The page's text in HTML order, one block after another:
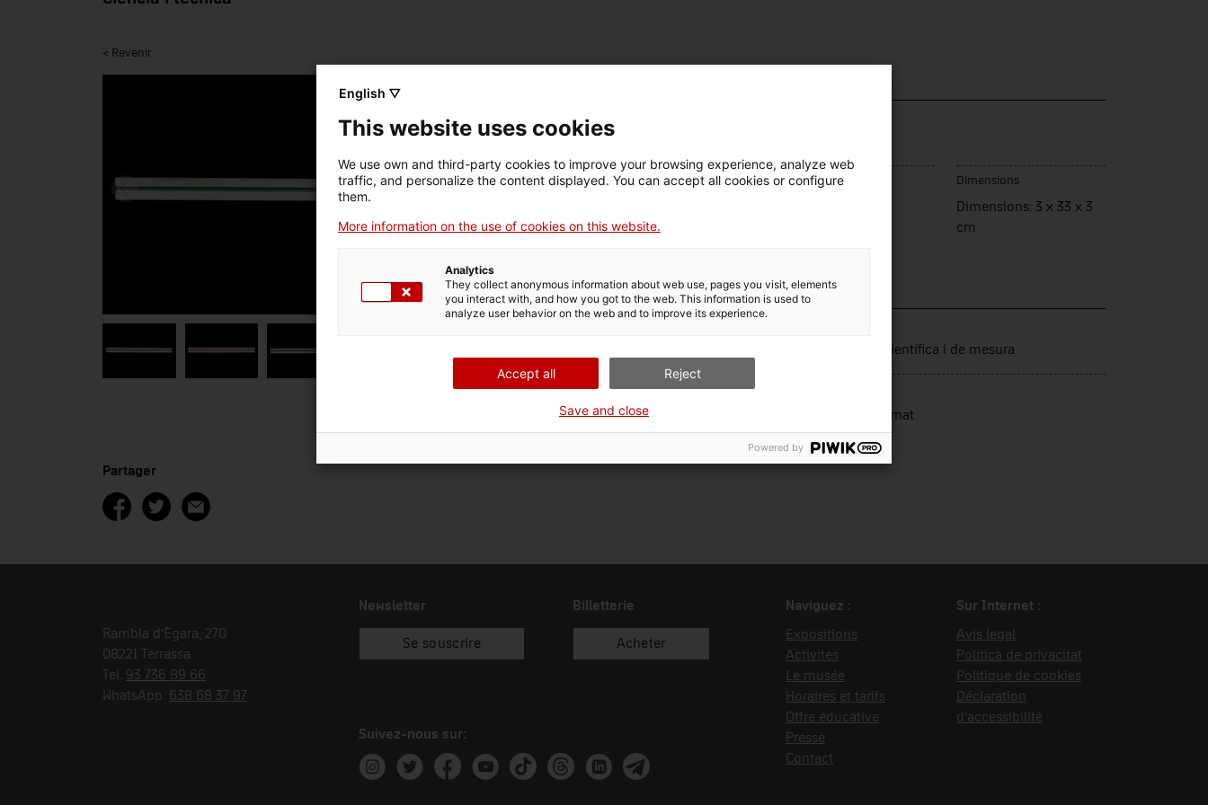
< Revenir
escalímetre
Numéro d'inventaire Datation Lieu de fabrication Dimensions
Dimensions: 3 x 33 x 3
cm
DONNÉES DU MUSÉE
Domaine thématique
Instrumentació científica i de mesura
Date d’entrée Type d’entrée
donació Batista Roura, Bernat
Partager
Rambla d'Ègara, 270
08221 Terrassa
Tel. 93 736 89 66
WhatsApp: 638 68 37 97
Newsletter
Se souscrire
Billetterie
Acheter
Suivez-nous sur:
Instagram
TwitterFacebookYoutubeTik TokThreadsLinkedinTelegram
Naviguez :
Expositions
Activités
Le musée
Horaires et tarifs
Offre éducative
Presse
Contact
Sur Internet :
Avís legal
Política de privacitat
Politique de cookies
Déclaration
d’accessibilité
English ▽
This website uses cookies
We use own and third-party cookies to improve your browsing experience, analyze web
traffic, and personalize the content displayed. You can accept all cookies or configure
them.
More information on the use of cookies on this website.
Analytics
They collect anonymous information about web use, pages you visit, elements
you interact with, and how you got to the web. This information is used to
analyze user behavior on the web and to improve its experience.
Accept all Reject
Save and close
Powered by